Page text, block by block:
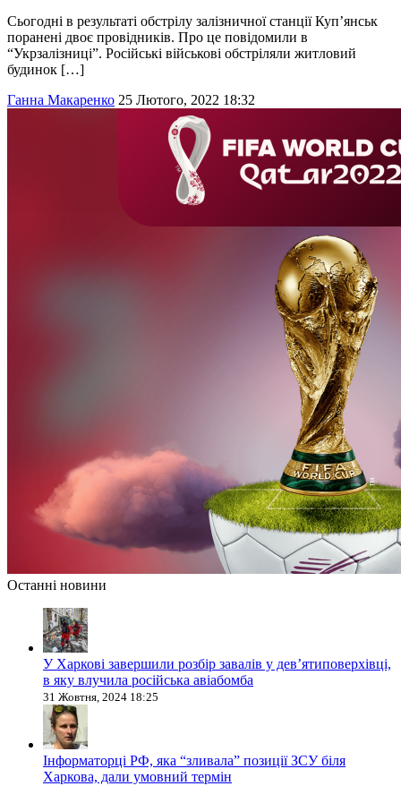
Сьогодні в результаті обстрілу залізничної станції Куп’янськ
поранені двоє провідників. Про це повідомили в
“Укрзалізниці”. Російські військові обстріляли житловий
будинок […]
Ганна Макаренко 25 Лютого, 2022 18:32
Останні новини
У Харкові завершили розбір завалів у дев’ятиповерхівці,
в яку влучила російська авіабомба
31 Жовтня, 2024 18:25
Інформаторці РФ, яка “зливала” позиції ЗСУ біля
Харкова, дали умовний термін